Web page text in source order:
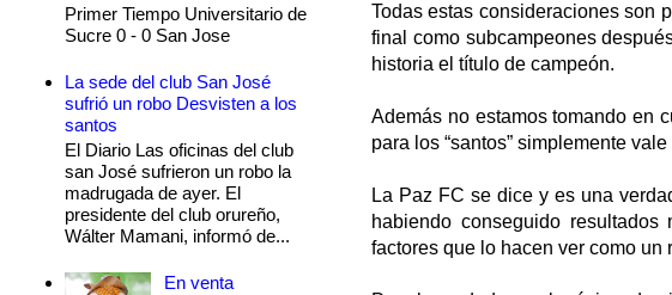
Todas estas consideraciones son
final como subcampeones
historia el título de campeón.
Además no estamos tomando en
para los “santos” simplemente
La Paz FC se dice y es una
habiendo conseguido
factores que lo hacen ver como un
Primer Tiempo Universitario de
Sucre 0 - 0 San Jose
La sede del club San José
sufrió un robo Desvisten a los
santos
El Diario Las oficinas del club
san José sufrieron un robo la
madrugada de ayer. El
presidente del club orureño,
Wálter Mamani, informó de...
En venta